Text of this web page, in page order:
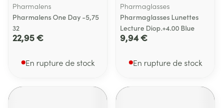
Pharmalens
Pharmalens One Day -5,75
32
22,95 €
En rupture de stock
Pharmaglasses
Pharmaglasses Lunettes
Lecture Diop.+4.00 Blue
9,94 €
En rupture de stock